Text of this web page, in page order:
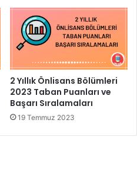
2 Yıllık Önlisans Bölümleri
2023 Taban Puanları ve
Başarı Sıralamaları
19 Temmuz 2023